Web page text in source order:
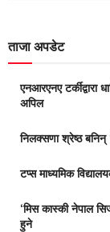
ताजा अपडेट
एनआरएनए टर्कीद्वारा
अपिल
निलक्सणा श्रेष्ठ बनिन्
टप्स माध्यमिक
‘मिस कास्की नेपाल
हुने